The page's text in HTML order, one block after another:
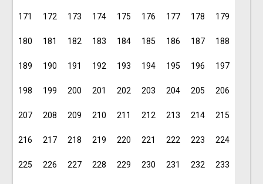
171 172 173 174 175 176 177 178 179
180 181 182 183 184 185 186 187 188
189 190 191 192 193 194 195 196 197
198 199 200 201 202 203 204 205 206
207 208 209 210 211 212 213 214 215
216 217 218 219 220 221 222 223 224
225 226 227 228 229 230 231 232 233